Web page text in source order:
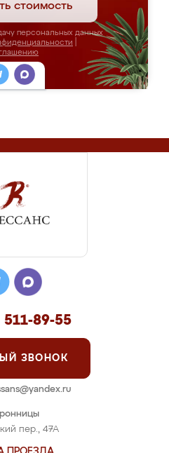
стоимость
персональных данных
пер., 47А
511-89-55
ЗВОНОК